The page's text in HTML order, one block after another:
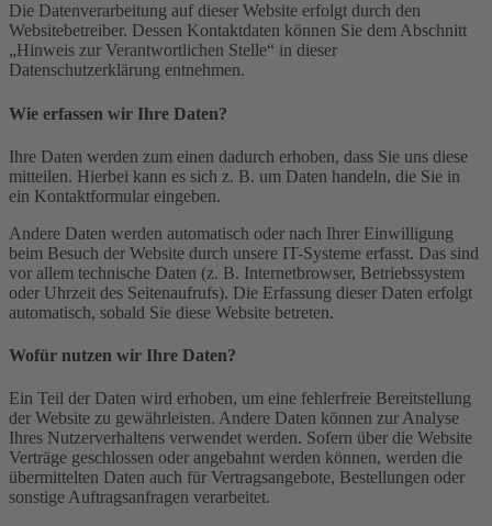
Die Datenverarbeitung auf dieser Website erfolgt durch den
Websitebetreiber. Dessen Kontaktdaten können Sie dem Abschnitt
„Hinweis zur Verantwortlichen Stelle“ in dieser
Datenschutzerklärung entnehmen.
Wie erfassen wir Ihre Daten?
Ihre Daten werden zum einen dadurch erhoben, dass Sie uns diese
mitteilen. Hierbei kann es sich z. B. um Daten handeln, die Sie in
ein Kontaktformular eingeben.
Andere Daten werden automatisch oder nach Ihrer Einwilligung
beim Besuch der Website durch unsere IT-Systeme erfasst. Das sind
vor allem technische Daten (z. B. Internetbrowser, Betriebssystem
oder Uhrzeit des Seitenaufrufs). Die Erfassung dieser Daten erfolgt
automatisch, sobald Sie diese Website betreten.
Wofür nutzen wir Ihre Daten?
Ein Teil der Daten wird erhoben, um eine fehlerfreie Bereitstellung
der Website zu gewährleisten. Andere Daten können zur Analyse
Ihres Nutzerverhaltens verwendet werden. Sofern über die Website
Verträge geschlossen oder angebahnt werden können, werden die
übermittelten Daten auch für Vertragsangebote, Bestellungen oder
sonstige Auftragsanfragen verarbeitet.